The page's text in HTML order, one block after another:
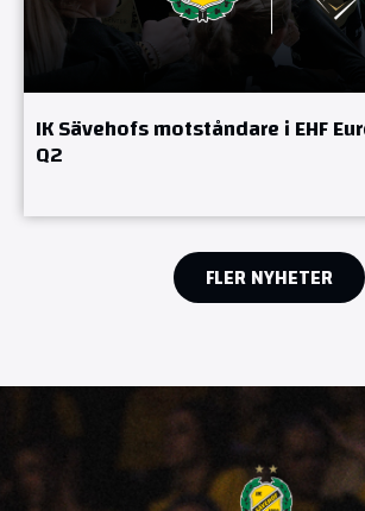
IK Sävehofs motståndare i EHF
Q2
FLER NYHETER